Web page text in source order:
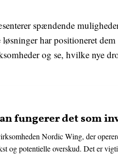
spændende
har positioneret dem
og se, hvilke nye
fungerer det som
Nordic Wing, der
og potentielle overskud. Det er